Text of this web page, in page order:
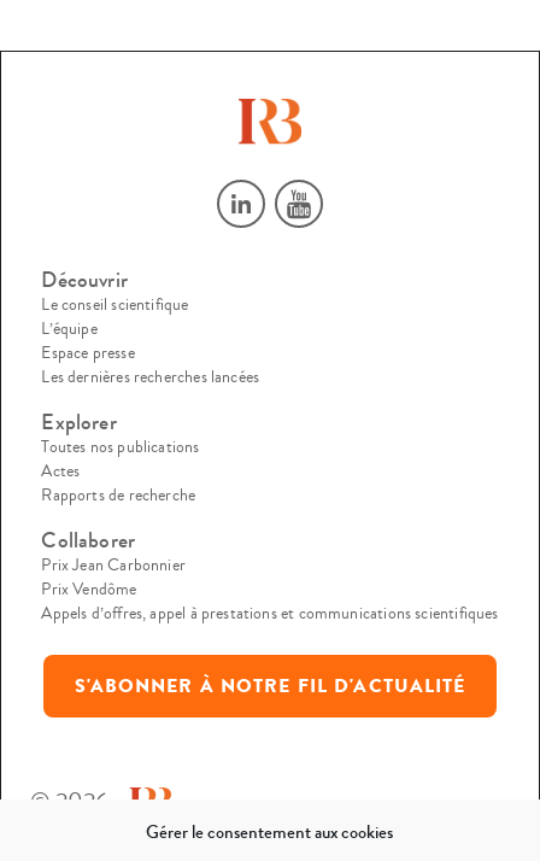
Gérer le consentement aux cookies
Découvrir
Le conseil scientifique
L’équipe
Espace presse
Les dernières recherches lancées
Explorer
Toutes nos publications
Actes
Rapports de recherche
Collaborer
Prix Jean Carbonnier
Prix Vendôme
Appels d’offres, appel à prestations et communications scientifiques
S'ABONNER À NOTRE FIL D'ACTUALITÉ
© 2026